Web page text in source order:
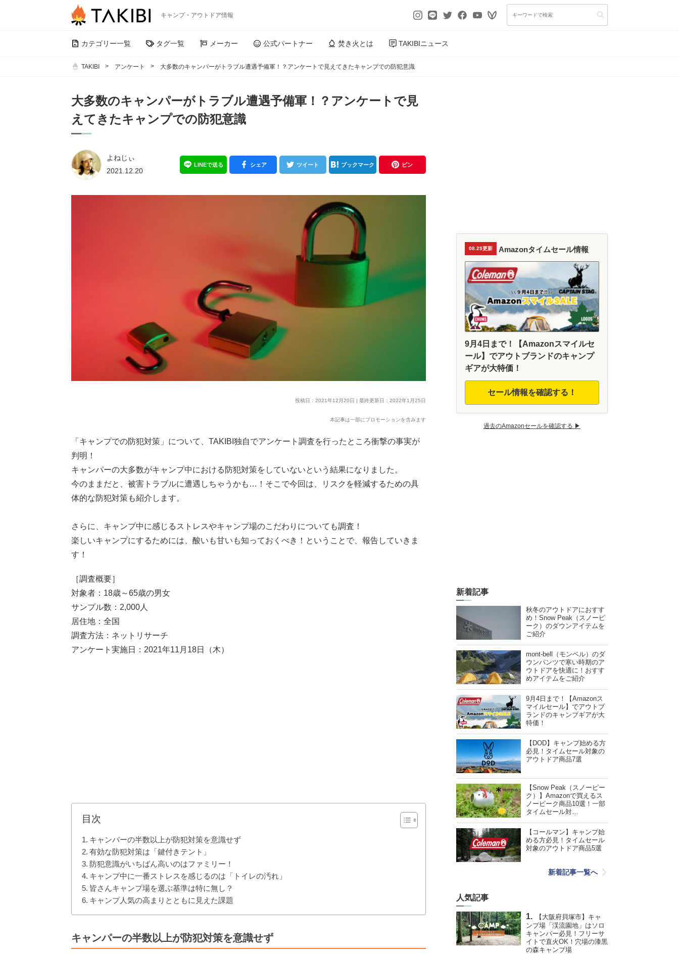
キャンプ・アウトドア情報
カテゴリー一覧 タグ一覧 メーカー 公式パートナー 焚き火とは TAKIBIニュース
TAKIBI アンケート 大多数のキャンパーがトラブル遭遇予備軍！？アンケートで見えてきたキャンプでの防犯意識
大多数のキャンパーがトラブル遭遇予備軍！？アンケートで見
えてきたキャンプでの防犯意識
よねじぃ
2021.12.20
LINEで送る シェア ツイート ブックマーク ピン
投稿日：2021年12月20日 | 最終更新日：2022年1月25日
本記事は一部にプロモーションを含みます
「キャンプでの防犯対策」について、TAKIBI独自でアンケート調査を行ったところ衝撃の事実が
判明！
キャンパーの大多数がキャンプ中における防犯対策をしていないという結果になりました。
今のままだと、被害トラブルに遭遇しちゃうかも…！そこで今回は、リスクを軽減するための具
体的な防犯対策も紹介します。
さらに、キャンプ中に感じるストレスやキャンプ場のこだわりについても調査！
楽しいキャンプにするためには、酸いも甘いも知っておくべき！ということで、報告していきま
す！
［調査概要］
対象者：18歳～65歳の男女
サンプル数：2,000人
居住地：全国
調査方法：ネットリサーチ
アンケート実施日：2021年11月18日（木）
目次
キャンパーの半数以上が防犯対策を意識せず
有効な防犯対策は「鍵付きテント」
防犯意識がいちばん高いのはファミリー！
キャンプ中に一番ストレスを感じるのは「トイレの汚れ」
皆さんキャンプ場を選ぶ基準は特に無し？
キャンプ人気の高まりとともに見えた課題
キャンパーの半数以上が防犯対策を意識せず
08.29更新 Amazonタイムセール情報
9月4日まで！【Amazonスマイルセ
ール】でアウトブランドのキャンプ
ギアが大特価！
セール情報を確認する！
過去のAmazonセールを確認する ▶︎
新着記事
秋冬のアウトドアにおすす
め！Snow Peak（スノーピ
ーク）のダウンアイテムを
ご紹介
mont-bell（モンベル）のダ
ウンパンツで寒い時期のア
ウトドアを快適に！おすす
めアイテムをご紹介
9月4日まで！【Amazonス
マイルセール】でアウトブ
ランドのキャンプギアが大
特価！
【DOD】キャンプ始める方
必見！タイムセール対象の
アウトドア商品7選
【Snow Peak（スノーピー
ク）】Amazonで買えるス
ノーピーク商品10選！一部
タイムセール対…
【コールマン】キャンプ始
める方必見！タイムセール
対象のアウトドア商品5選
新着記事一覧へ
人気記事
【大阪府貝塚市】キャ
ンプ場「渓流園地」はソロ
キャンパー必見！フリーサ
イトで直火OK！穴場の漆黒
の森キャンプ場